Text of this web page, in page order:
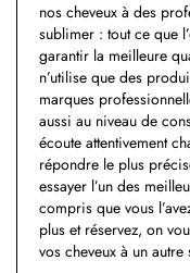
nos cheveux à des
sublimer : tout ce que
garantir la meilleure
n’utilise que des
marques
aussi au niveau de
écoute attentivement
répondre le plus
essayer l’un des
compris que vous
plus et réservez, on
vos cheveux à un